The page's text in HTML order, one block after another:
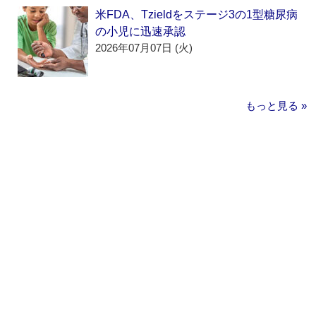
米FDA、Tzieldをステージ3の1型糖尿病
の小児に迅速承認
2026年07月07日 (火)
もっと見る »